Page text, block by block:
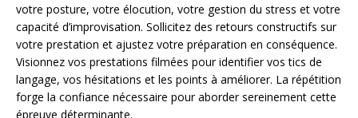
votre posture, votre élocution, votre gestion du stress et votre
capacité d’improvisation. Sollicitez des retours constructifs sur
votre prestation et ajustez votre préparation en conséquence.
Visionnez vos prestations filmées pour identifier vos tics de
langage, vos hésitations et les points à améliorer. La répétition
forge la confiance nécessaire pour aborder sereinement cette
épreuve déterminante.